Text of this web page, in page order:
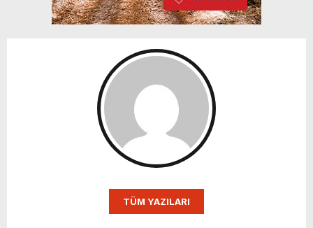
TÜM YAZILARI